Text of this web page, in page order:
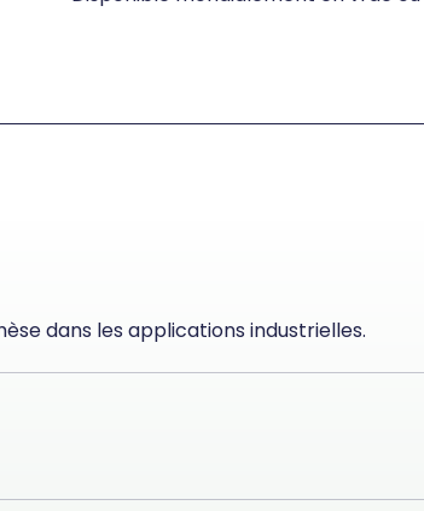
dans les applications industrielles.